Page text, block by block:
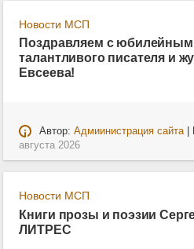
Новости МСП
Поздравляем с
талантливого писателя и
Евсеева!
Автор: Адмиинистрация сайта|
августа 2026
Новости МСП
Книги прозы и поэзии
ЛИТРЕС